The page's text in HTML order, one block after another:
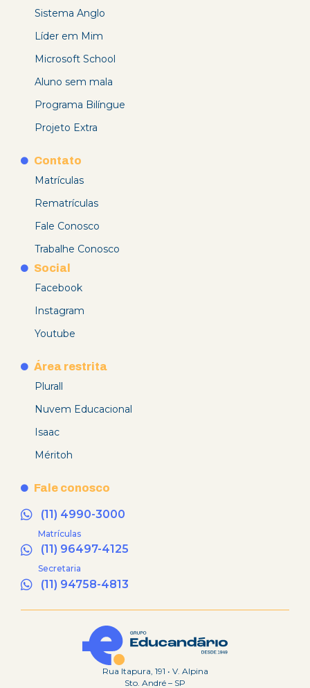
Sistema Anglo
Líder em Mim
Microsoft School
Aluno sem mala
Programa Bilíngue
Projeto Extra
Contato
Matrículas
Rematrículas
Fale Conosco
Trabalhe Conosco
Social
Facebook
Instagram
Youtube
Área restrita
Plurall
Nuvem Educacional
Isaac
Méritoh
Fale conosco
(11) 4990-3000
Matrículas
(11) 96497-4125
Secretaria
(11) 94758-4813
Rua Itapura, 191 • V. Alpina
Sto. André – SP